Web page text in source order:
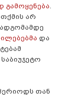
.
არ
და
თან